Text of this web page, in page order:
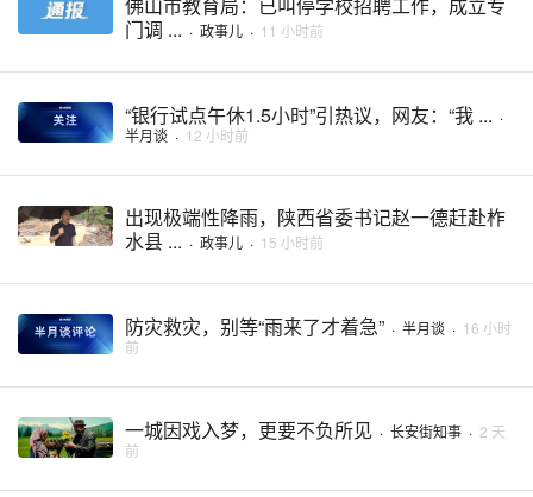
佛山市教育局：已叫停学校招聘工作，成立专
门调 ... · 政事儿 · 11 小时前
“银行试点午休1.5小时”引热议，网友：“我 ... ·
半月谈 · 12 小时前
出现极端性降雨，陕西省委书记赵一德赶赴柞
水县 ... · 政事儿 · 15 小时前
防灾救灾，别等“雨来了才着急” · 半月谈 · 16 小时
前
一城因戏入梦，更要不负所见 · 长安街知事 · 2 天
前